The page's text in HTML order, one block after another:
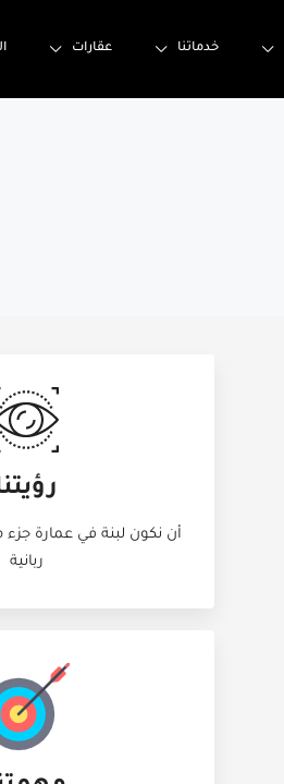
خدماتنا عقارات
أن نكون لبنة في عمارة
ربانية